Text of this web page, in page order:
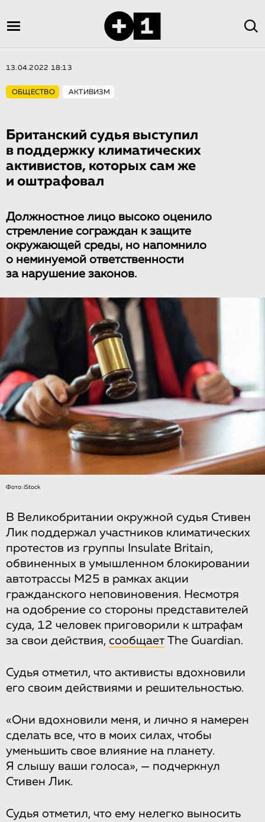
13.04.2022 18:13
ОБЩЕСТВО АКТИВИЗМ
Британский судья выступил
в поддержку климатических
активистов, которых сам же
и оштрафовал
Должностное лицо высоко оценило
стремление сограждан к защите
окружающей среды, но напомнило
о неминуемой ответственности
за нарушение законов.
Фото: iStock
В Великобритании окружной судья Стивен
Лик поддержал участников климатических
протестов из группы Insulate Britain,
обвиненных в умышленном блокировании
автотрассы M25 в рамках акции
гражданского неповиновения. Несмотря
на одобрение со стороны представителей
суда, 12 человек приговорили к штрафам
за свои действия, сообщает The Guardian.
Судья отметил, что активисты вдохновили
его своим действиями и решительностью.
«Они вдохновили меня, и лично я намерен
сделать все, что в моих силах, чтобы
уменьшить свое влияние на планету.
Я слышу ваши голоса», — подчеркнул
Стивен Лик.
Судья отметил, что ему нелегко выносить